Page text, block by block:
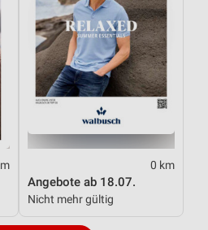
0 km
Angebote ab 18.07.
Nicht mehr gültig